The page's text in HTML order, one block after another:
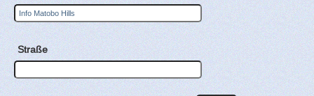
Straße